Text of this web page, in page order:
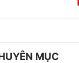
Tấm lòng
MỤC